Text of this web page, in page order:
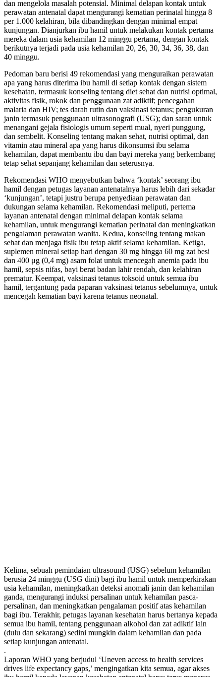
dan mengelola masalah potensial. Minimal delapan kontak untuk
perawatan antenatal dapat mengurangi kematian perinatal hingga 8
per 1.000 kelahiran, bila dibandingkan dengan minimal empat
kunjungan. Dianjurkan ibu hamil untuk melakukan kontak pertama
mereka dalam usia kehamilan 12 minggu pertama, dengan kontak
berikutnya terjadi pada usia kehamilan 20, 26, 30, 34, 36, 38, dan
40 minggu.
Pedoman baru berisi 49 rekomendasi yang menguraikan perawatan
apa yang harus diterima ibu hamil di setiap kontak dengan sistem
kesehatan, termasuk konseling tentang diet sehat dan nutrisi optimal,
aktivitas fisik, rokok dan penggunaan zat adiktif; pencegahan
malaria dan HIV; tes darah rutin dan vaksinasi tetanus; pengukuran
janin termasuk penggunaan ultrasonografi (USG); dan saran untuk
menangani gejala fisiologis umum seperti mual, nyeri punggung,
dan sembelit. Konseling tentang makan sehat, nutrisi optimal, dan
vitamin atau mineral apa yang harus dikonsumsi ibu selama
kehamilan, dapat membantu ibu dan bayi mereka yang berkembang
tetap sehat sepanjang kehamilan dan seterusnya.
Rekomendasi WHO menyebutkan bahwa ‘kontak’ seorang ibu
hamil dengan petugas layanan antenatalnya harus lebih dari sekadar
‘kunjungan’, tetapi justru berupa penyediaan perawatan dan
dukungan selama kehamilan. Rekomendasi meliputi, pertema
layanan antenatal dengan minimal delapan kontak selama
kehamilan, untuk mengurangi kematian perinatal dan meningkatkan
pengalaman perawatan wanita. Kedua, konseling tentang makan
sehat dan menjaga fisik ibu tetap aktif selama kehamilan. Ketiga,
suplemen mineral setiap hari dengan 30 mg hingga 60 mg zat besi
dan 400 μg (0,4 mg) asam folat untuk mencegah anemia pada ibu
hamil, sepsis nifas, bayi berat badan lahir rendah, dan kelahiran
prematur. Keempat, vaksinasi tetanus toksoid untuk semua ibu
hamil, tergantung pada paparan vaksinasi tetanus sebelumnya, untuk
mencegah kematian bayi karena tetanus neonatal.
Kelima, sebuah pemindaian ultrasound (USG) sebelum kehamilan
berusia 24 minggu (USG dini) bagi ibu hamil untuk memperkirakan
usia kehamilan, meningkatkan deteksi anomali janin dan kehamilan
ganda, mengurangi induksi persalinan untuk kehamilan pasca-
persalinan, dan meningkatkan pengalaman positif atas kehamilan
bagi ibu. Terakhir, petugas layanan kesehatan harus bertanya kepada
semua ibu hamil, tentang penggunaan alkohol dan zat adiktif lain
(dulu dan sekarang) sedini mungkin dalam kehamilan dan pada
setiap kunjungan antenatal.
.
Laporan WHO yang berjudul ‘Uneven access to health services
drives life expectancy gaps,’ mengingatkan kita semua, agar akses